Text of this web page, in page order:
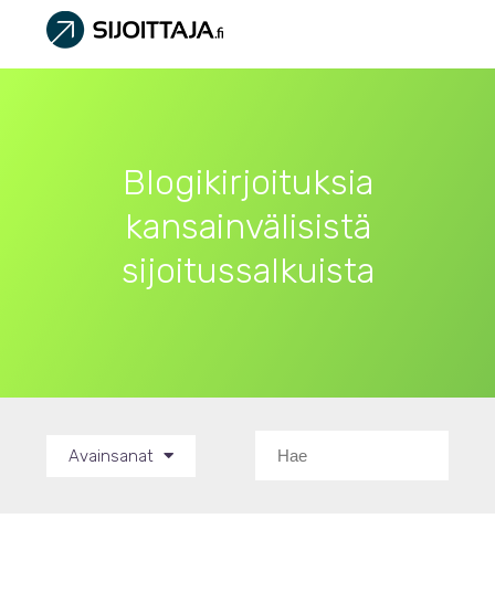
Blogikirjoituksia
kansainvälisistä
sijoitussalkuista
Avainsanat